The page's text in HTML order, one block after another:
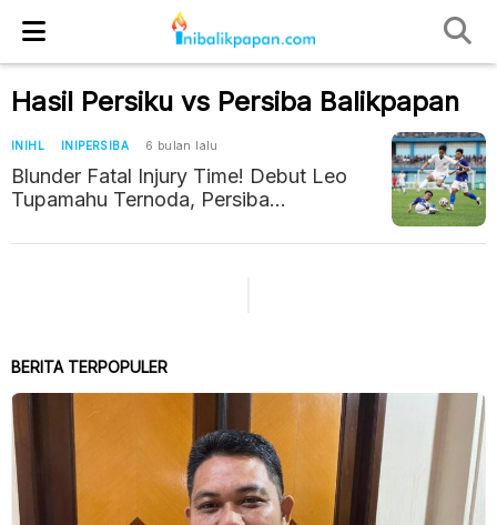
Hasil Persiku vs Persiba Balikpapan
INIHL INIPERSIBA 6 bulan lalu
Blunder Fatal Injury Time! Debut Leo
Tupamahu Ternoda, Persiba
BERITA TERPOPULER